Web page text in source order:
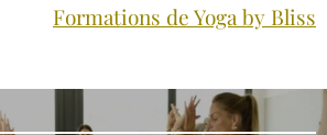
Formations de Yoga by Bliss